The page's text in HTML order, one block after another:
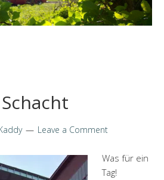
Leave a Comment
Was für ein
Tag!